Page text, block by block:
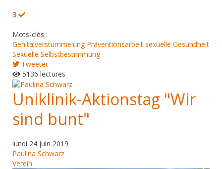
3
Mots-clés :
Genitalverstümmelung Präventionsarbeit sexuelle Gesundheit
Sexuelle Selbstbestimmung
Tweeter
5136 lectures
Uniklinik-Aktionstag "Wir
sind bunt"
lundi 24 juin 2019
Paulina Schwarz
Verein